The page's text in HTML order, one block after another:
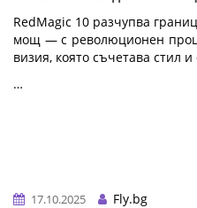
RedMagic 10 разчупва
мощ — с революционен
визия, която съчетава стил и
…
17.10.2025
Fly.bg